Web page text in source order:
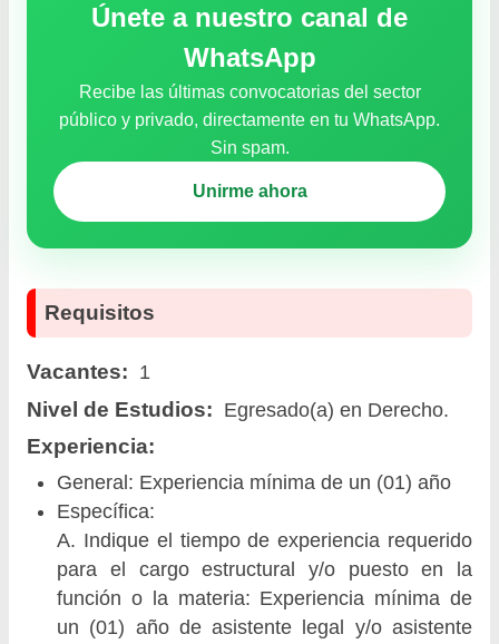
Únete a nuestro canal de
WhatsApp
Recibe las últimas convocatorias del sector
público y privado, directamente en tu WhatsApp.
Sin spam.
Unirme ahora
Requisitos
Vacantes: 1
Nivel de Estudios: Egresado(a) en Derecho.
Experiencia:
General: Experiencia mínima de un (01) año
Específica:
A. Indique el tiempo de experiencia requerido
para el cargo estructural y/o puesto en la
función o la materia: Experiencia mínima de
un (01) año de asistente legal y/o asistente